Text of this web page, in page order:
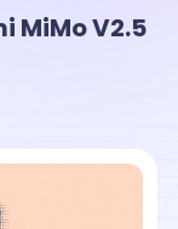
MiMo V2.5